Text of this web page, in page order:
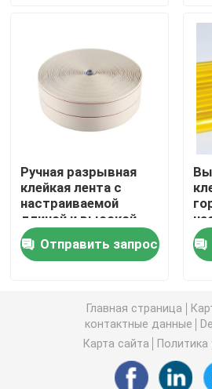
двойная, который встали на
Клейкая лента отпуска
Горячий расплавьте блоки
Двойная, который встали на
Клейкая лента для переноса
Съемная клейкая лента
Ручная разрывная
клейкая лента с
настраиваемой
длиной и высокой
температурной
стойкостью для
промышленного
Отправить запрос
Главная страница
контактные данные
Карта сайта
Политика